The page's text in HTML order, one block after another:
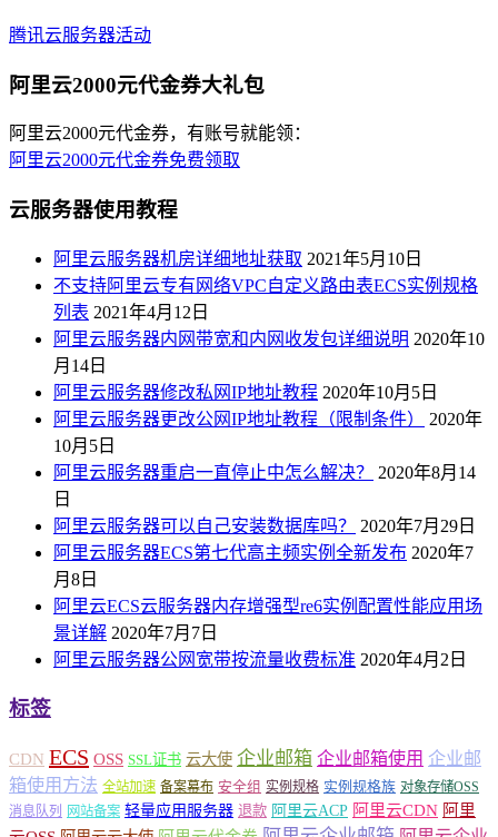
腾讯云服务器活动
阿里云2000元代金券大礼包
阿里云2000元代金券，有账号就能领：
阿里云2000元代金券免费领取
云服务器使用教程
阿里云服务器机房详细地址获取 2021年5月10日
不支持阿里云专有网络VPC自定义路由表ECS实例规格
列表 2021年4月12日
阿里云服务器内网带宽和内网收发包详细说明 2020年10
月14日
阿里云服务器修改私网IP地址教程 2020年10月5日
阿里云服务器更改公网IP地址教程（限制条件）
2020年
10月5日
阿里云服务器重启一直停止中怎么解决？
2020年8月14
日
阿里云服务器可以自己安装数据库吗？
2020年7月29日
阿里云服务器ECS第七代高主频实例全新发布 2020年7
月8日
阿里云ECS云服务器内存增强型re6实例配置性能应用场
景详解 2020年7月7日
阿里云服务器公网宽带按流量收费标准 2020年4月2日
标签
CDN ECS OSS SSL证书 云大使 企业邮箱 企业邮箱使用 企业邮
箱使用方法 全站加速 备案幕布 安全组 实例规格 实例规格族 对象存储OSS
消息队列
网站备案 轻量应用服务器 退款 阿里云ACP 阿里云CDN 阿里